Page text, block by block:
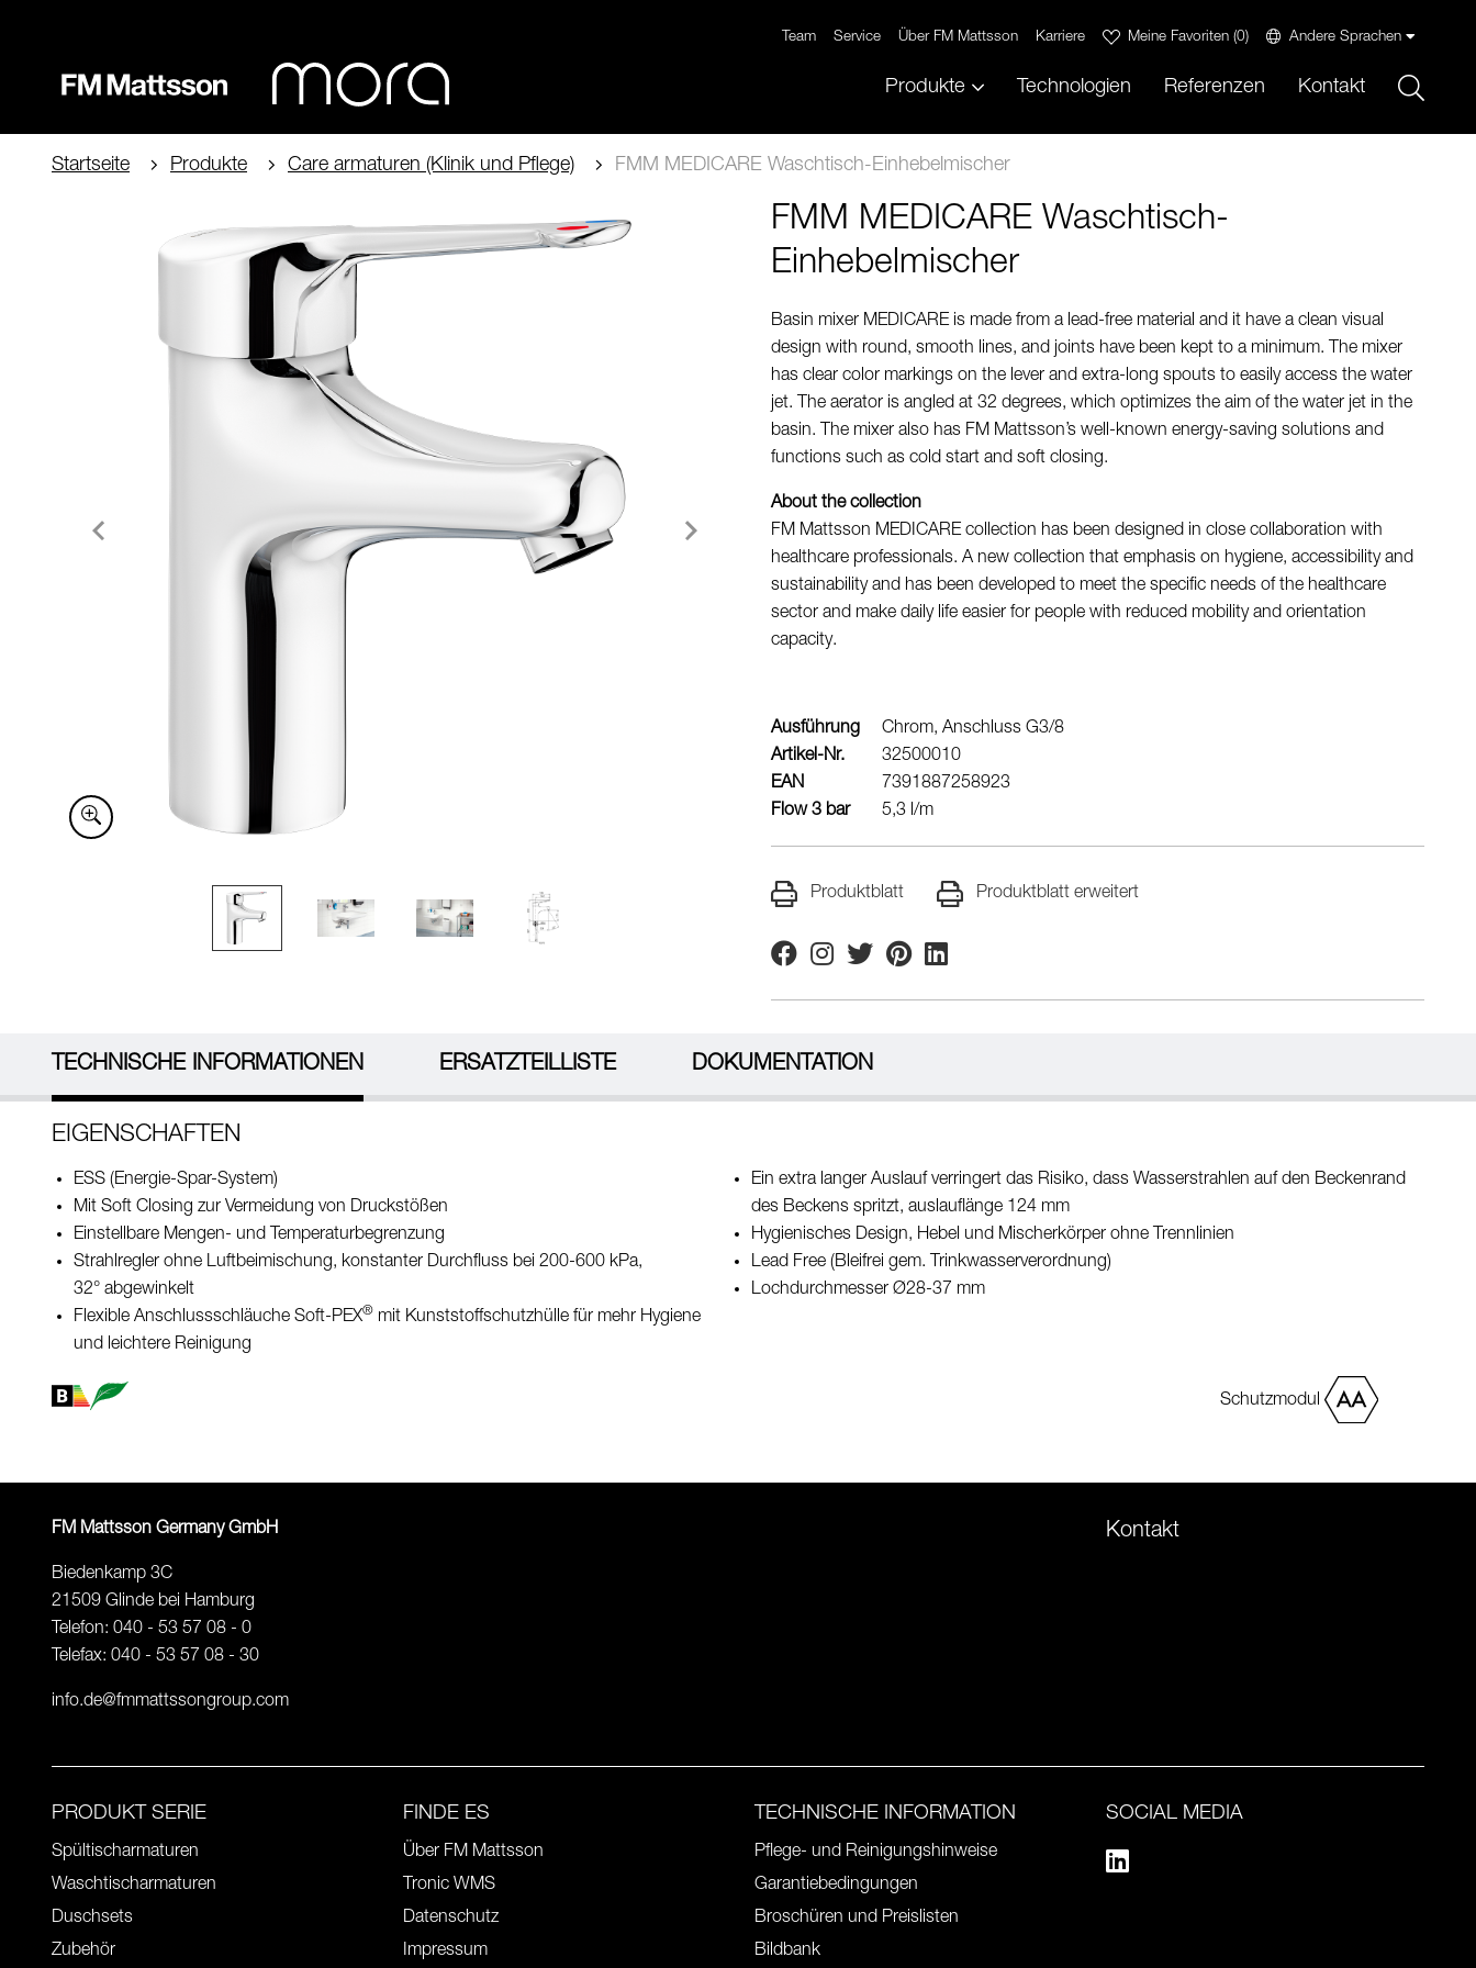
Team Service Über FM Mattsson Karriere Meine Favoriten (0) Andere Sprachen
Produkte Technologien Referenzen Kontakt
Startseite Produkte Care armaturen (Klinik und Pflege) FMM MEDICARE Waschtisch-Einhebelmischer
FMM MEDICARE Waschtisch-
Einhebelmischer
Basin mixer MEDICARE is made from a lead-free material and it have a clean visual
design with round, smooth lines, and joints have been kept to a minimum. The mixer
has clear color markings on the lever and extra-long spouts to easily access the water
jet. The aerator is angled at 32 degrees, which optimizes the aim of the water jet in the
basin. The mixer also has FM Mattsson’s well-known energy-saving solutions and
functions such as cold start and soft closing.
About the collection
FM Mattsson MEDICARE collection has been designed in close collaboration with
healthcare professionals. A new collection that emphasis on hygiene, accessibility and
sustainability and has been developed to meet the specific needs of the healthcare
sector and make daily life easier for people with reduced mobility and orientation
capacity.
Ausführung
Chrom, Anschluss G3/8
Artikel-Nr.
32500010
EAN
7391887258923
Flow 3 bar
5,3 l/m
Produktblatt Produktblatt erweitert
FacebookInstagram
TwitterPinterestLinkedin
TECHNISCHE INFORMATIONEN ERSATZTEILLISTE DOKUMENTATION
EIGENSCHAFTEN
ESS (Energie-Spar-System)
Mit Soft Closing zur Vermeidung von Druckstößen
Einstellbare Mengen- und Temperaturbegrenzung
Strahlregler ohne Luftbeimischung, konstanter Durchfluss bei 200-600 kPa,
32° abgewinkelt
Flexible Anschlussschläuche Soft-PEX® mit Kunststoffschutzhülle für mehr Hygiene
und leichtere Reinigung
Ein extra langer Auslauf verringert das Risiko, dass Wasserstrahlen auf den Beckenrand
des Beckens spritzt, auslauflänge 124 mm
Hygienisches Design, Hebel und Mischerkörper ohne Trennlinien
Lead Free (Bleifrei gem. Trinkwasserverordnung)
Lochdurchmesser Ø28-37 mm
Schutzmodul
FM Mattsson Germany GmbH
Biedenkamp 3C
21509 Glinde bei Hamburg
Telefon: 040 - 53 57 08 - 0
Telefax: 040 - 53 57 08 - 30
info.de@fmmattssongroup.com
Kontakt
PRODUKT SERIE
Spültischarmaturen
Waschtischarmaturen
Duschsets
Zubehör
FINDE ES
Über FM Mattsson
Tronic WMS
Datenschutz
Impressum
TECHNISCHE INFORMATION
Pflege- und Reinigungshinweise
Garantiebedingungen
Broschüren und Preislisten
Bildbank
SOCIAL MEDIA